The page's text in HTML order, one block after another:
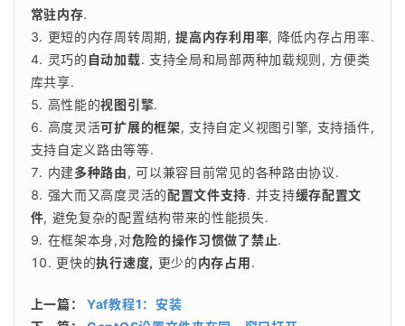
常驻内存.
更短的内存周转周期,提高内存利用率, 降低内存占用率.
灵巧的 自动加载. 支持全局和局部两种加载规则, 方便类
库共享.
高性能的视图引擎.
高度灵活可扩展的框架, 支持自定义视图引擎, 支持插件,
支持自定义路由等等.
内建多种路由, 可以兼容目前常见的各种路由协议.
强大而又高度灵活的配置文件支持. 并支持缓存配置文
件, 避免复杂的配置结构带来的性能损失.
在框架本身,对危险的操作习惯做了禁止.
更快的执行速度, 更少的内存占用.
上一篇： Yaf教程1：安装